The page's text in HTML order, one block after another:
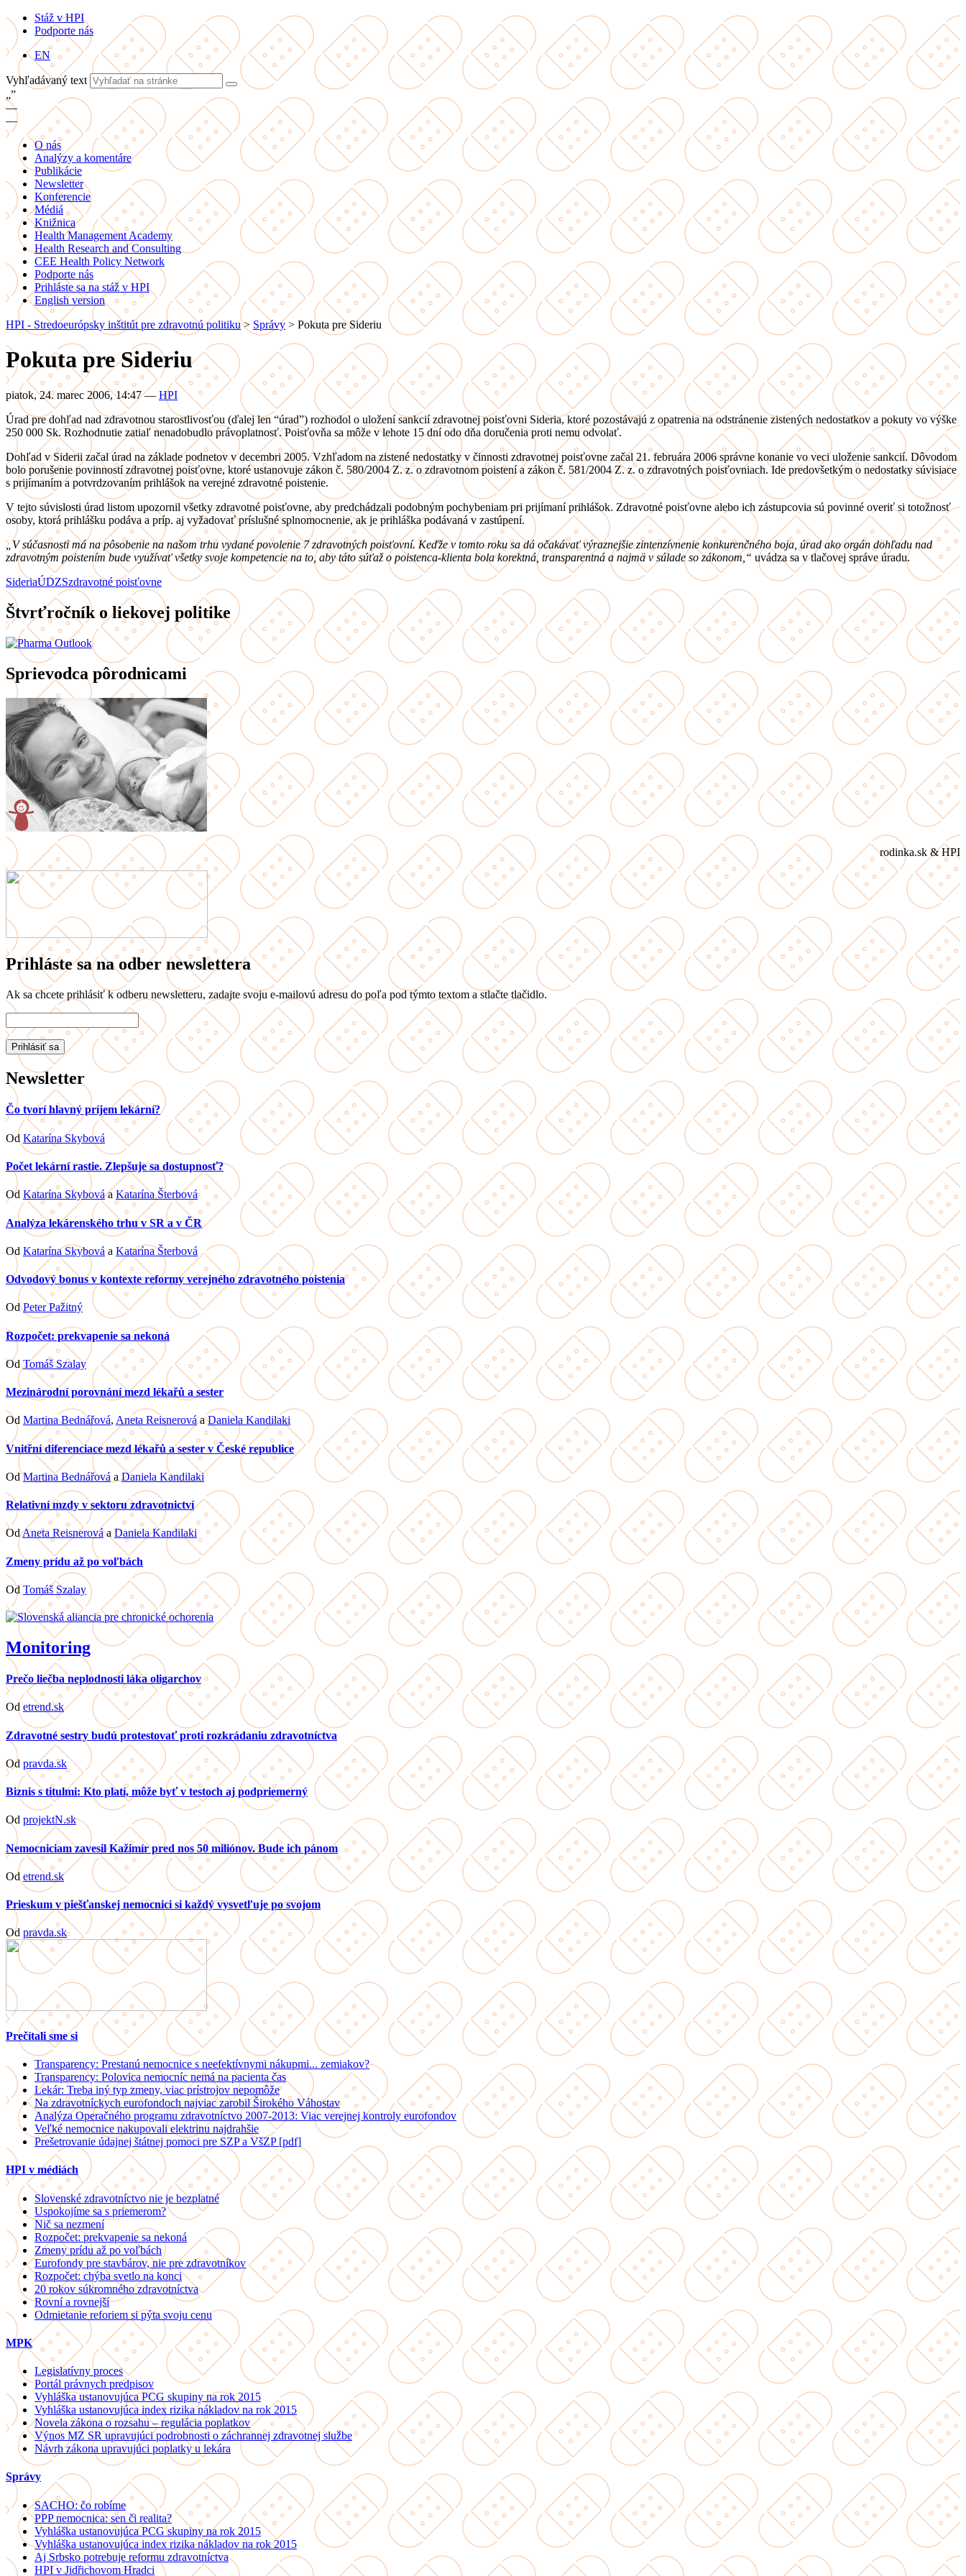
Stáž v HPI
Podporte nás
EN
Vyhľadávaný text
„”
—
—
O nás
Analýzy a komentáre
Publikácie
Newsletter
Konferencie
Médiá
Knižnica
Health Management Academy
Health Research and Consulting
CEE Health Policy Network
Podporte nás
Prihláste sa na stáž v HPI
English version
HPI - Stredoeurópsky inštitút pre zdravotnú politiku> Správy > Pokuta pre Sideriu
Pokuta pre Sideriu
piatok, 24. marec 2006, 14:47— HPI
Úrad pre dohľad nad zdravotnou starostlivosťou (ďalej len “úrad”) rozhodol o uložení sankcií zdravotnej poisťovni Sideria, ktoré pozostávajú z opatrenia na odstránenie zistených nedostatkov a pokuty vo výške
250 000 Sk. Rozhodnutie zatiaľ nenadobudlo právoplatnosť. Poisťovňa sa môže v lehote 15 dní odo dňa doručenia proti nemu odvolať.
Dohľad v Siderii začal úrad na základe podnetov v decembri 2005. Vzhľadom na zistené nedostatky v činnosti zdravotnej poisťovne začal 21. februára 2006 správne konanie vo veci uloženie sankcií. Dôvodom
bolo porušenie povinností zdravotnej poisťovne, ktoré ustanovuje zákon č. 580/2004 Z. z. o zdravotnom poistení a zákon č. 581/2004 Z. z. o zdravotných poisťovniach. Ide predovšetkým o nedostatky súvisiace
s prijímaním a potvrdzovaním prihlášok na verejné zdravotné poistenie.
V tejto súvislosti úrad listom upozornil všetky zdravotné poisťovne, aby predchádzali podobným pochybeniam pri prijímaní prihlášok. Zdravotné poisťovne alebo ich zástupcovia sú povinné overiť si totožnosť
osoby, ktorá prihlášku podáva a príp. aj vyžadovať príslušné splnomocnenie, ak je prihláška podávaná v zastúpení.
„V súčasnosti má na pôsobenie na našom trhu vydané povolenie 7 zdravotných poisťovní. Keďže v tomto roku sa dá očakávať výraznejšie zintenzívnenie konkurenčného boja, úrad ako orgán dohľadu nad
zdravotným poistením bude využívať všetky svoje kompetencie na to, aby táto súťaž o poistenca-klienta bola korektná, transparentná a najmä v súlade so zákonom,“ uvádza sa v tlačovej správe úradu.
SideriaÚDZSzdravotné poisťovne
Štvrťročník o liekovej politike
Sprievodca pôrodnicami
rodinka.sk & HPI
Prihláste sa na odber newslettera
Ak sa chcete prihlásiť k odberu newsletteru, zadajte svoju e-mailovú adresu do poľa pod týmto textom a stlačte tlačidlo.
Newsletter
Čo tvorí hlavný príjem lekární?
Od Katarína Skybová
Počet lekární rastie. Zlepšuje sa dostupnosť?
Od Katarína Skybováa Katarína Šterbová
Analýza lekárenského trhu v SR a v ČR
Od Katarína Skybová a Katarína Šterbová
Odvodový bonus v kontexte reformy verejného zdravotného poistenia
OdPeter Pažitný
Rozpočet: prekvapenie sa nekoná
Od Tomáš Szalay
Mezinárodní porovnání mezd lékařů a sester
Od Martina Bednářová, Aneta ReisnerováaDaniela Kandilaki
Vnitřní diferenciace mezd lékařů a sester v České republice
OdMartina Bednářová aDaniela Kandilaki
Relativní mzdy v sektoru zdravotnictví
OdAneta Reisnerováa Daniela Kandilaki
Zmeny prídu až po voľbách
Od Tomáš Szalay
Monitoring
Prečo liečba neplodnosti láka oligarchov
Od etrend.sk
Zdravotné sestry budú protestovať proti rozkrádaniu zdravotníctva
Od pravda.sk
Biznis s titulmi: Kto platí, môže byť v testoch aj podpriemerný
Od projektN.sk
Nemocniciam zavesil Kažimír pred nos 50 miliónov. Bude ich pánom
Odetrend.sk
Prieskum v piešťanskej nemocnici si každý vysvetľuje po svojom
Od pravda.sk
Prečítali sme si
Transparency: Prestanú nemocnice s neefektívnymi nákupmi... zemiakov?
Transparency: Polovica nemocníc nemá na pacienta čas
Lekár: Treba iný typ zmeny, viac prístrojov nepomôže
Na zdravotníckych eurofondoch najviac zarobil Širokého Váhostav
Analýza Operačného programu zdravotníctvo 2007-2013: Viac verejnej kontroly eurofondov
Veľké nemocnice nakupovali elektrinu najdrahšie
Prešetrovanie údajnej štátnej pomoci pre SZP a VšZP [pdf]
HPI v médiách
Slovenské zdravotníctvo nie je bezplatné
Uspokojíme sa s priemerom?
Nič sa nezmení
Rozpočet: prekvapenie sa nekoná
Zmeny prídu až po voľbách
Eurofondy pre stavbárov, nie pre zdravotníkov
Rozpočet: chýba svetlo na konci
20 rokov súkromného zdravotníctva
Rovní a rovnejší
Odmietanie reforiem si pýta svoju cenu
MPK
Legislatívny proces
Portál právnych predpisov
Vyhláška ustanovujúca PCG skupiny na rok 2015
Vyhláška ustanovujúca index rizika nákladov na rok 2015
Novela zákona o rozsahu – regulácia poplatkov
Výnos MZ SR upravujúci podrobnosti o záchrannej zdravotnej službe
Návrh zákona upravujúci poplatky u lekára
Správy
SACHO: čo robíme
PPP nemocnica: sen či realita?
Vyhláška ustanovujúca PCG skupiny na rok 2015
Vyhláška ustanovujúca index rizika nákladov na rok 2015
Aj Srbsko potrebuje reformu zdravotníctva
HPI v Jidřichovom Hradci